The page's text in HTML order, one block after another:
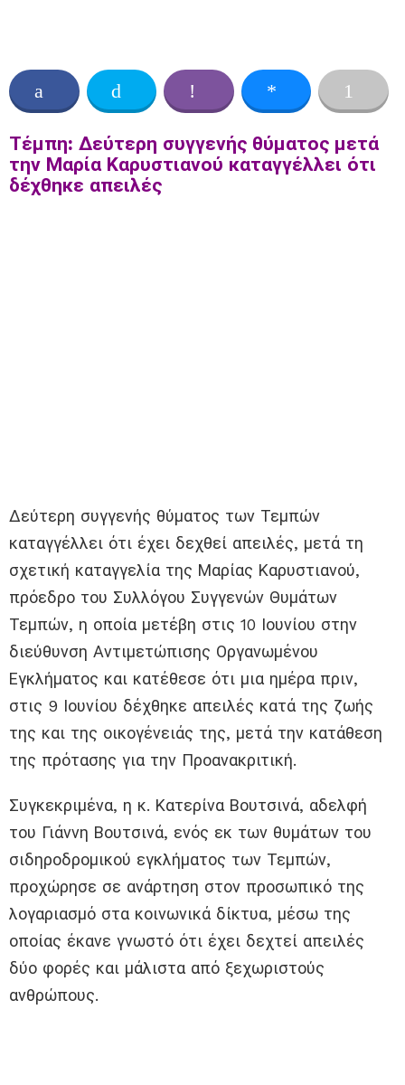
Τέμπη: Δεύτερη συγγενής θύματος μετά
την Μαρία Καρυστιανού καταγγέλλει ότι
δέχθηκε απειλές
Δεύτερη συγγενής θύματος των Τεμπών
καταγγέλλει ότι έχει δεχθεί απειλές, μετά τη
σχετική καταγγελία της Μαρίας Καρυστιανού,
πρόεδρο του Συλλόγου Συγγενών Θυμάτων
Τεμπών, η οποία μετέβη στις 10 Ιουνίου στην
διεύθυνση Αντιμετώπισης Οργανωμένου
Εγκλήματος και κατέθεσε ότι μια ημέρα πριν,
στις 9 Ιουνίου δέχθηκε απειλές κατά της ζωής
της και της οικογένειάς της, μετά την κατάθεση
της πρότασης για την Προανακριτική.
Συγκεκριμένα, η κ. Κατερίνα Βουτσινά, αδελφή
του Γιάννη Βουτσινά, ενός εκ των θυμάτων του
σιδηροδρομικού εγκλήματος των Τεμπών,
προχώρησε σε ανάρτηση στον προσωπικό της
λογαριασμό στα κοινωνικά δίκτυα, μέσω της
οποίας έκανε γνωστό ότι έχει δεχτεί απειλές
δύο φορές και μάλιστα από ξεχωριστούς
ανθρώπους.